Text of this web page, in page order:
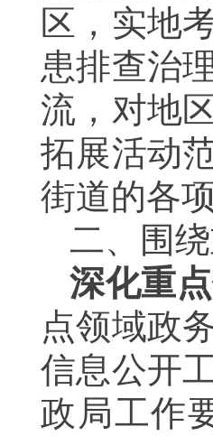
区，实地
患排查治
流，对地
拓展活动
街道的各
二、围
深化重
点领域政
信息公开
政局工作